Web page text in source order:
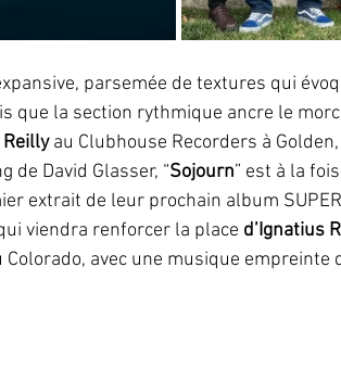
parsemée de textures qui
que la section rythmique ancre le
au Clubhouse Recorders à Golden,
de David Glasser, “Sojourn” est à la
extrait de leur prochain album
viendra renforcer la place d’Ignatius
avec une musique empreinte